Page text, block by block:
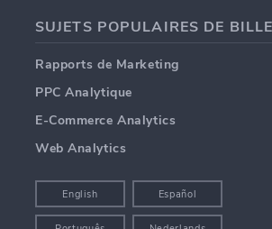
Rapports de Marketing
PPC Analytique
E-Commerce Analytics
Web Analytics
English Español